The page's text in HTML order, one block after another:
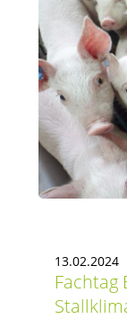
13.02.2024
Fachtag